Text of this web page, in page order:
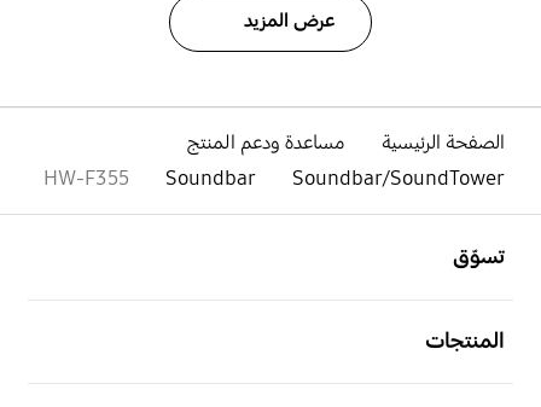
عرض المزيد
الصفحة الرئيسية
مساعدة ودعم المنتج
Soundbar/SoundTower
Soundbar
HW-F355
تسوّق
المنتجات